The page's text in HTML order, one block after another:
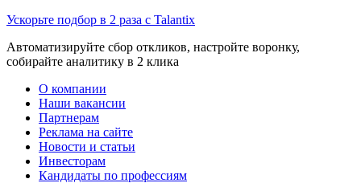
Ускорьте подбор в 2 раза с Talantix
Автоматизируйте сбор откликов, настройте воронку,
собирайте аналитику в 2 клика
О компании
Наши вакансии
Партнерам
Реклама на сайте
Новости и статьи
Инвесторам
Кандидаты по профессиям